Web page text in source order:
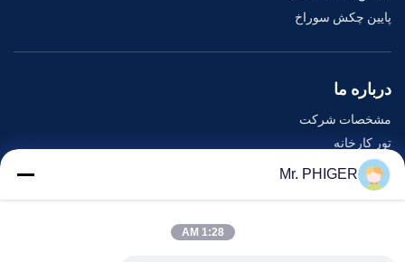
پایین چکش سوراخ
درباره ما
مشخصات شرکت
تور کارخانه
کنترل کیفیت
نقشه سایت
Mr. PHIGER
1:28 AM